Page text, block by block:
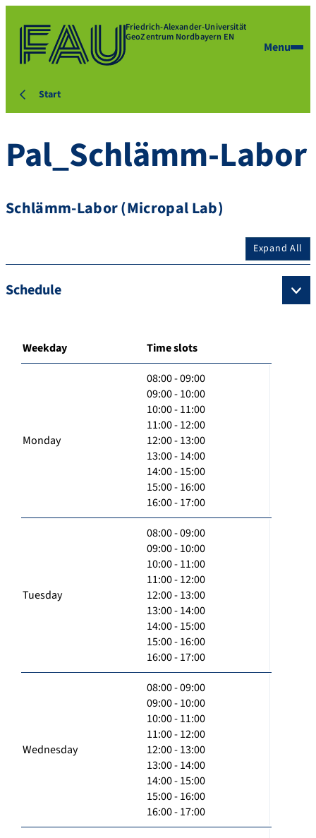
Friedrich-Alexander-Universität
GeoZentrum Nordbayern EN
Menu
Start
Pal_Schlämm-Labor
Schlämm-Labor (Micropal Lab)
Expand All
Schedule
Weekday Time slots
Monday
08:00 - 09:00
09:00 - 10:00
10:00 - 11:00
11:00 - 12:00
12:00 - 13:00
13:00 - 14:00
14:00 - 15:00
15:00 - 16:00
16:00 - 17:00
Tuesday
08:00 - 09:00
09:00 - 10:00
10:00 - 11:00
11:00 - 12:00
12:00 - 13:00
13:00 - 14:00
14:00 - 15:00
15:00 - 16:00
16:00 - 17:00
Wednesday
08:00 - 09:00
09:00 - 10:00
10:00 - 11:00
11:00 - 12:00
12:00 - 13:00
13:00 - 14:00
14:00 - 15:00
15:00 - 16:00
16:00 - 17:00